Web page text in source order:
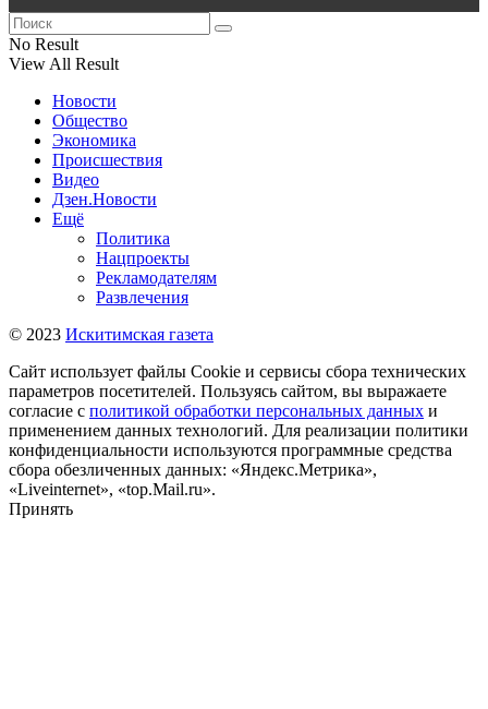
No Result
View All Result
Новости
Общество
Экономика
Происшествия
Видео
Дзен.Новости
Ещё
Политика
Нацпроекты
Рекламодателям
Развлечения
© 2023 Искитимская газета
Сайт использует файлы Cookie и сервисы сбора технических
параметров посетителей. Пользуясь сайтом, вы выражаете
согласие с политикой обработки персональных данных и
применением данных технологий. Для реализации политики
конфиденциальности используются программные средства
сбора обезличенных данных: «Яндекс.Метрика»,
«Liveinternet», «top.Mail.ru».
Принять